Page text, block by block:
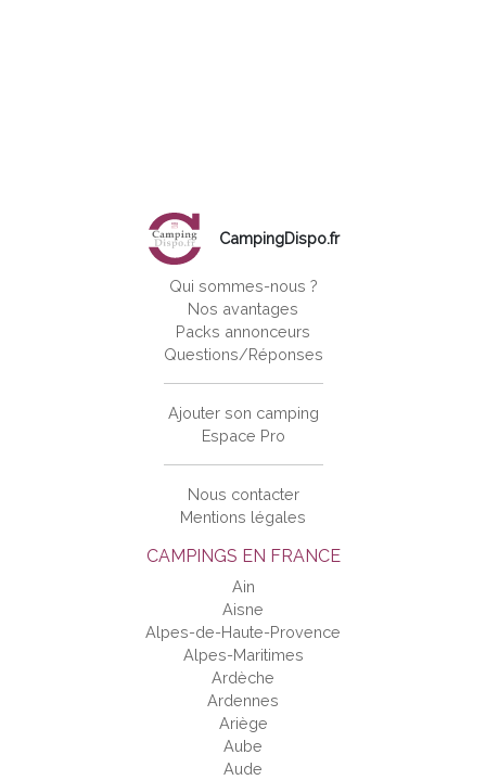
CAMPINGS EN FRANCE
Ain
Aisne
Alpes-de-Haute-Provence
Alpes-Maritimes
Ardèche
Ardennes
Ariège
Aube
Aude
CampingDispo.fr
Qui sommes-nous ?
Nos avantages
Packs annonceurs
Questions/Réponses
Ajouter son camping
Espace Pro
Nous contacter
Mentions légales